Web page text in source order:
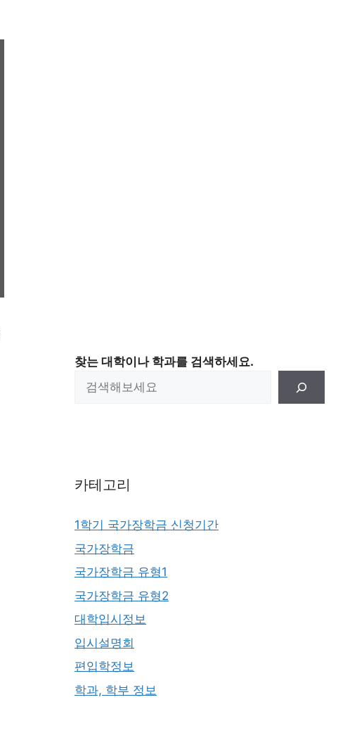
찾는 대학이나 학과를 검색하세요.
카테고리
1학기 국가장학금 신청기간
국가장학금
국가장학금 유형1
국가장학금 유형2
대학입시정보
입시설명회
편입학정보
학과, 학부 정보